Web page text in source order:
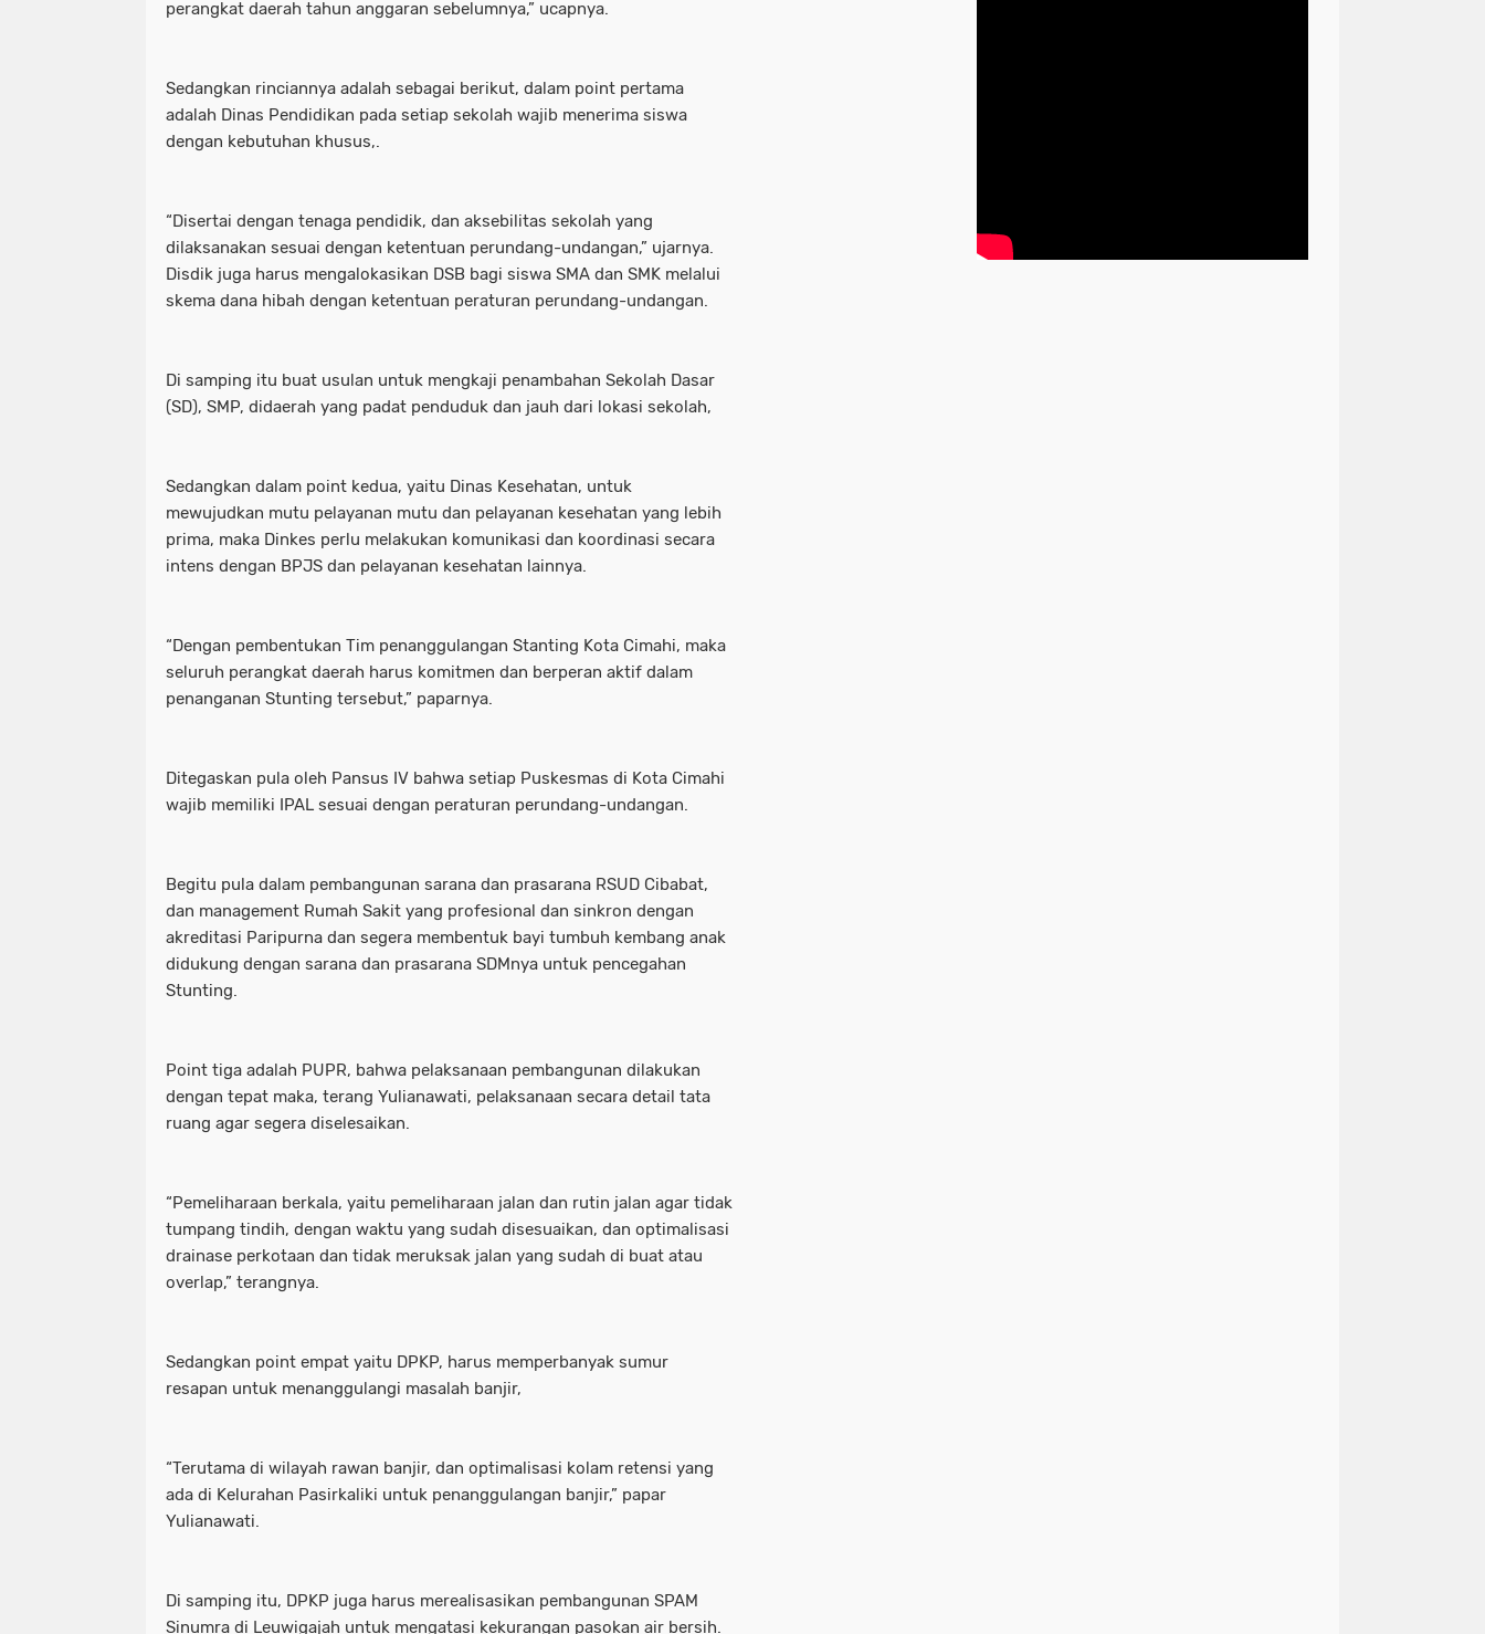
perangkat daerah tahun anggaran sebelumnya,” ucapnya.
Sedangkan rinciannya adalah sebagai berikut, dalam point pertama
adalah Dinas Pendidikan pada setiap sekolah wajib menerima siswa
dengan kebutuhan khusus,.
“Disertai dengan tenaga pendidik, dan aksebilitas sekolah yang
dilaksanakan sesuai dengan ketentuan perundang-undangan,” ujarnya.
Disdik juga harus mengalokasikan DSB bagi siswa SMA dan SMK melalui
skema dana hibah dengan ketentuan peraturan perundang-undangan.
Di samping itu buat usulan untuk mengkaji penambahan Sekolah Dasar
(SD), SMP, didaerah yang padat penduduk dan jauh dari lokasi sekolah,
Sedangkan dalam point kedua, yaitu Dinas Kesehatan, untuk
mewujudkan mutu pelayanan mutu dan pelayanan kesehatan yang lebih
prima, maka Dinkes perlu melakukan komunikasi dan koordinasi secara
intens dengan BPJS dan pelayanan kesehatan lainnya.
“Dengan pembentukan Tim penanggulangan Stanting Kota Cimahi, maka
seluruh perangkat daerah harus komitmen dan berperan aktif dalam
penanganan Stunting tersebut,” paparnya.
Ditegaskan pula oleh Pansus IV bahwa setiap Puskesmas di Kota Cimahi
wajib memiliki IPAL sesuai dengan peraturan perundang-undangan.
Begitu pula dalam pembangunan sarana dan prasarana RSUD Cibabat,
dan management Rumah Sakit yang profesional dan sinkron dengan
akreditasi Paripurna dan segera membentuk bayi tumbuh kembang anak
didukung dengan sarana dan prasarana SDMnya untuk pencegahan
Stunting.
Point tiga adalah PUPR, bahwa pelaksanaan pembangunan dilakukan
dengan tepat maka, terang Yulianawati, pelaksanaan secara detail tata
ruang agar segera diselesaikan.
“Pemeliharaan berkala, yaitu pemeliharaan jalan dan rutin jalan agar tidak
tumpang tindih, dengan waktu yang sudah disesuaikan, dan optimalisasi
drainase perkotaan dan tidak meruksak jalan yang sudah di buat atau
overlap,” terangnya.
Sedangkan point empat yaitu DPKP, harus memperbanyak sumur
resapan untuk menanggulangi masalah banjir,
“Terutama di wilayah rawan banjir, dan optimalisasi kolam retensi yang
ada di Kelurahan Pasirkaliki untuk penanggulangan banjir,” papar
Yulianawati.
Di samping itu, DPKP juga harus merealisasikan pembangunan SPAM
Sinumra di Leuwigajah untuk mengatasi kekurangan pasokan air bersih.